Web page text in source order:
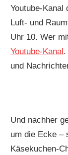
Youtube-Kanal
Luft- und
Uhr 10. Wer
Youtube-Kanal .
und
Und nachher
um die Ecke –
Käsekuchen-